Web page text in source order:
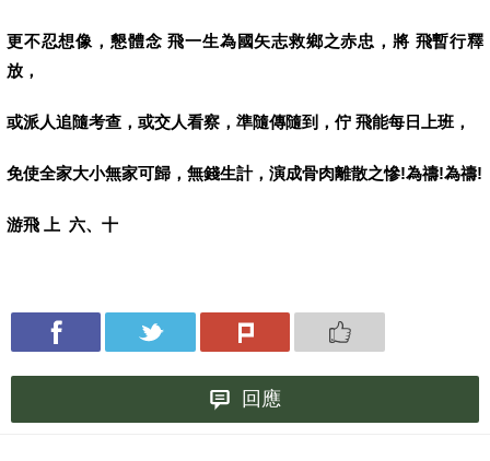
更不忍想像，懇體念 飛一生為國矢志救鄉之赤忠，將 飛暫行釋
放，
或派人追隨考查，或交人看察，準隨傳隨到，佇 飛能每日上班，
免使全家大小無家可歸，無錢生計，演成骨肉離散之慘!為禱!為禱!
游飛 上 六、十
回應